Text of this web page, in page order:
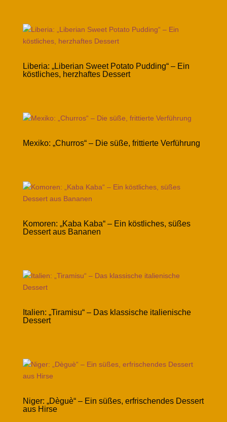
Liberia: „Liberian Sweet Potato Pudding“ – Ein
köstliches, herzhaftes Dessert
Mexiko: „Churros“ – Die süße, frittierte Verführung
Komoren: „Kaba Kaba“ – Ein köstliches, süßes
Dessert aus Bananen
Italien: „Tiramisu“ – Das klassische italienische
Dessert
Niger: „Dèguè“ – Ein süßes, erfrischendes Dessert
aus Hirse